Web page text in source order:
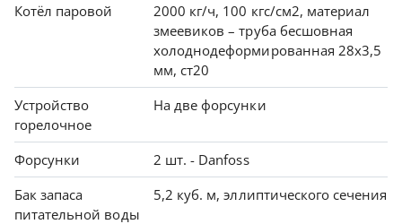
Котёл паровой
2000 кг/ч, 100 кгс/см2, материал
змеевиков – труба бесшовная
холоднодеформированная 28х3,5
мм, ст20
Устройство
горелочное
На две форсунки
Форсунки
2 шт. - Danfoss
Бак запаса
питательной воды
5,2 куб. м, эллиптического сечения